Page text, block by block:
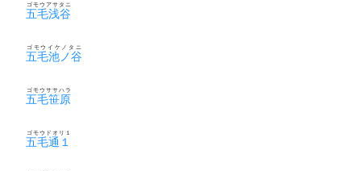
五毛浅谷
ゴモウアサタニ
五毛池ノ谷
ゴモウイケノタニ
五毛笹原
ゴモウササハラ
五毛通１
ゴモウドオリ１